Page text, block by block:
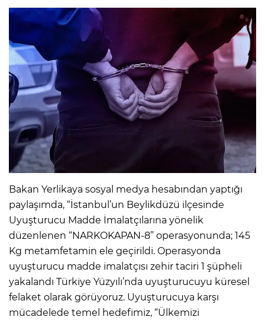
Bakan Yerlikaya sosyal medya hesabından yaptığı
paylaşımda, “İstanbul’un Beylikdüzü ilçesinde
Uyuşturucu Madde İmalatçılarına yönelik
düzenlenen “NARKOKAPAN-8” operasyonunda; 145
Kg metamfetamin ele geçirildi. Operasyonda
uyuşturucu madde imalatçısı zehir taciri 1 şüpheli
yakalandı Türkiye Yüzyılı’nda uyuşturucuyu küresel
felaket olarak görüyoruz. Uyuşturucuya karşı
mücadelede temel hedefimiz, “Ülkemizi